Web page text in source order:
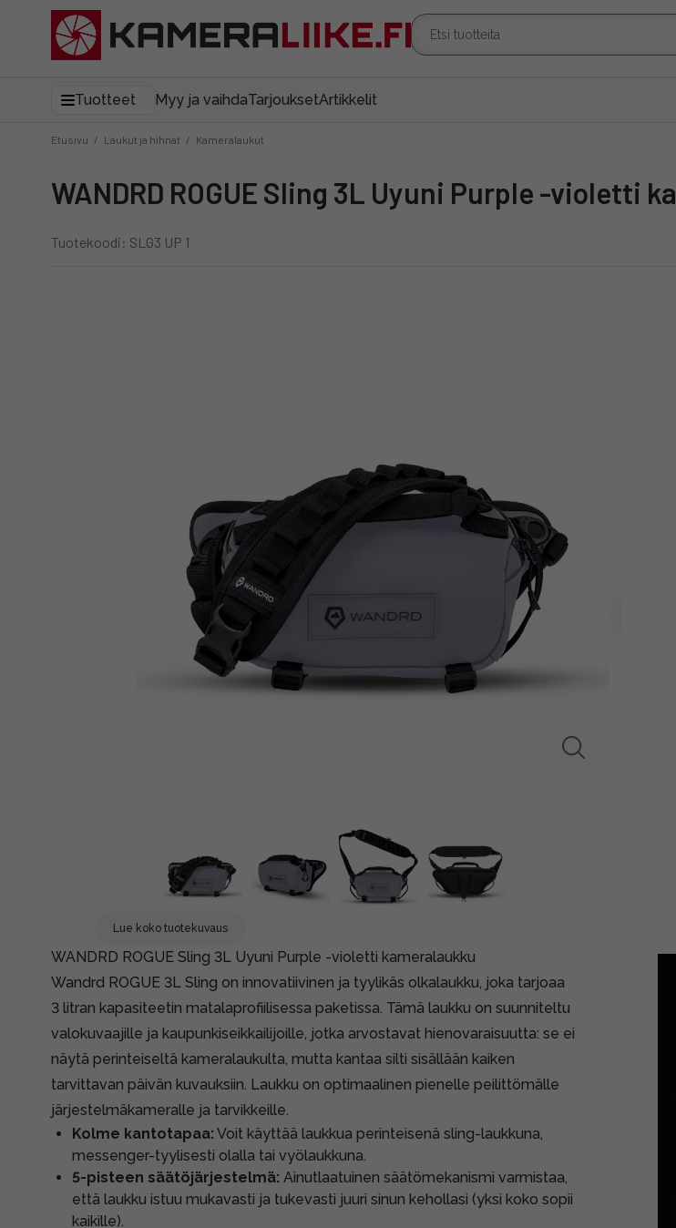
Tuotteet Myy ja vaihdaTarjouksetArtikkelit
Etusivu / Laukut ja hihnat / Kameralaukut
WANDRD ROGUE Sling 3L Uyuni Purple -violetti
Tuotekoodi: SLG3 UP 1
Lue koko tuotekuvaus
WANDRD ROGUE Sling 3L Uyuni Purple -violetti kameralaukku
Wandrd ROGUE 3L Sling on innovatiivinen ja tyylikäs olkalaukku, joka tarjoaa
3 litran kapasiteetin matalaprofiilisessa paketissa. Tämä laukku on suunniteltu
valokuvaajille ja kaupunkiseikkailijoille, jotka arvostavat hienovaraisuutta: se ei
näytä perinteiseltä kameralaukulta, mutta kantaa silti sisällään kaiken
tarvittavan päivän kuvauksiin. Laukku on optimaalinen pienelle peilittömälle
järjestelmäkameralle ja tarvikkeille.
Kolme kantotapaa: Voit käyttää laukkua perinteisenä sling-laukkuna,
messenger-tyylisesti olalla tai vyölaukkuna.
5-pisteen säätöjärjestelmä: Ainutlaatuinen säätömekanismi varmistaa,
että laukku istuu mukavasti ja tukevasti juuri sinun kehollasi (yksi koko sopii
kaikille).